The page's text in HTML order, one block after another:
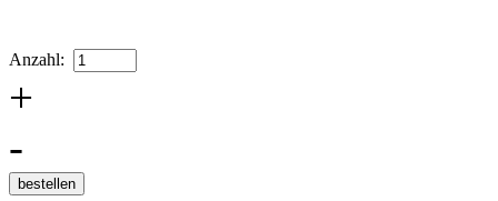
Anzahl:
+
-